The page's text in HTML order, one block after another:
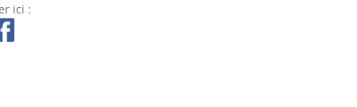
ici :